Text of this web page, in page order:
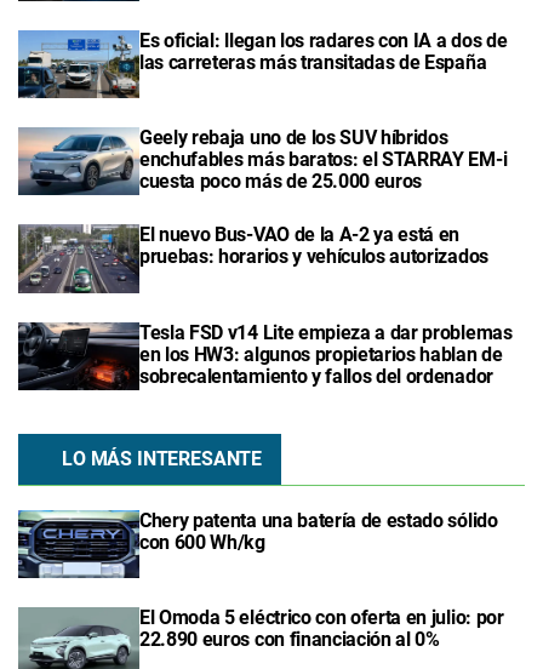
Es oficial: llegan los radares con IA a dos de
las carreteras más transitadas de España
Geely rebaja uno de los SUV híbridos
enchufables más baratos: el STARRAY EM-i
cuesta poco más de 25.000 euros
El nuevo Bus-VAO de la A-2 ya está en
pruebas: horarios y vehículos autorizados
Tesla FSD v14 Lite empieza a dar problemas
en los HW3: algunos propietarios hablan de
sobrecalentamiento y fallos del ordenador
LO MÁS INTERESANTE
Chery patenta una batería de estado sólido
con 600 Wh/kg
El Omoda 5 eléctrico con oferta en julio: por
22.890 euros con financiación al 0%